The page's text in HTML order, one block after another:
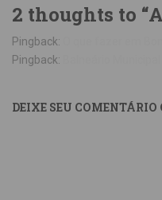
2 thoughts to
Pingback:
Pingback:
DEIXE SEU